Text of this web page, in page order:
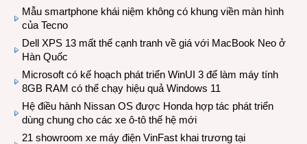
Mẫu smartphone khái niệm không có khung viền màn hình
của Tecno
Dell XPS 13 mất thế cạnh tranh về giá với MacBook Neo ở
Hàn Quốc
Microsoft có kế hoạch phát triển WinUI 3 để làm máy tính
8GB RAM có thể chạy hiệu quả Windows 11
Hệ điều hành Nissan OS được Honda hợp tác phát triển
dùng chung cho các xe ô-tô thế hệ mới
21 showroom xe máy điện VinFast khai trương tại